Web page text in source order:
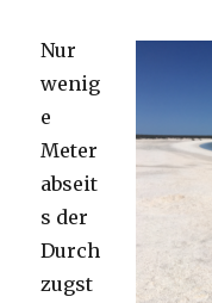
Nur
wenig
e
Meter
abseit
s der
Durch
zugst